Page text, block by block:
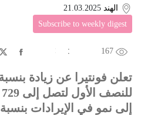
الهند 21.03.2025
Subscribe to weekly digest
167
中文
DE عربى
إلى نمو في الإيرادات بنسبة 14٪.